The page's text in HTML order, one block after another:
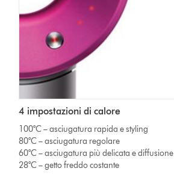
4 impostazioni di calore
100°C – asciugatura rapida e styling
80°C – asciugatura regolare
60°C – asciugatura più delicata e diffusione
28°C – getto freddo costante